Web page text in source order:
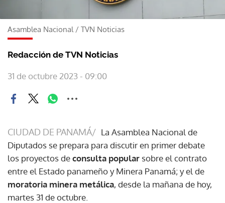
Asamblea Nacional / TVN Noticias
Redacción de TVN Noticias
31 de octubre 2023 - 09:00
CIUDAD DE PANAMÁ/ La Asamblea Nacional de
Diputados se prepara para discutir en primer debate
los proyectos deconsulta popular sobre el contrato
entre el Estado panameño y Minera Panamá; y el de
moratoria minera metálica, desde la mañana de hoy,
martes 31 de octubre.